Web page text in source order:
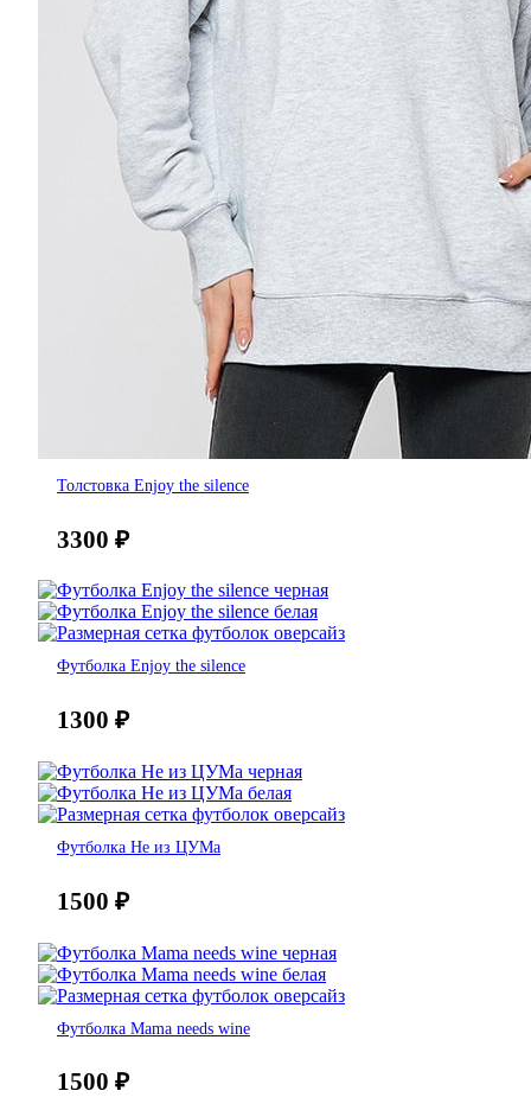
Толстовка Enjoy the silence
3300 ₽
Футболка Enjoy the silence
1300 ₽
Футболка Не из ЦУМа
1500 ₽
Футболка Mama needs wine
1500 ₽